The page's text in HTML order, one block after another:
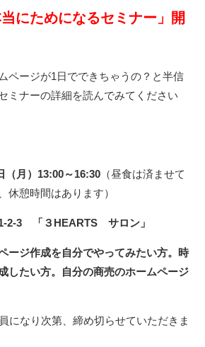
にためになるセミナー」開
ページが1日でできちゃうの？と半信
ミナーの詳細を読んでみてください
（月）13:00～16:30 （昼食は済ませて
休憩時間はあります）
2-3 「３HEARTS サロン」
ージ作成を自分でやってみたい方。時
したい方。自分の商売のホームページ
員になり次第、締め切らせていただきま